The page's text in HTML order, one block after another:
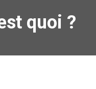
quoi ?